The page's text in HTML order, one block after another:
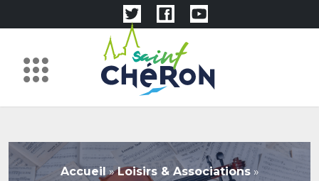
Accueil»Loisirs & Associations»